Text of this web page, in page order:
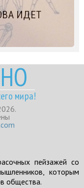
ИДЕТ
мира!
пейзажей со
которым
общества.